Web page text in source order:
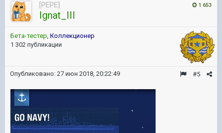
1 653
[PEPE]
Ignat_III
Бета-тестер, Коллекционер
1 302 публикации
#5
Опубликовано: 27 июн 2018, 20:22:49